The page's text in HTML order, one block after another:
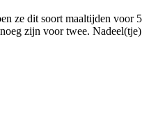
ze dit soort maaltijden voor
zijn voor twee.